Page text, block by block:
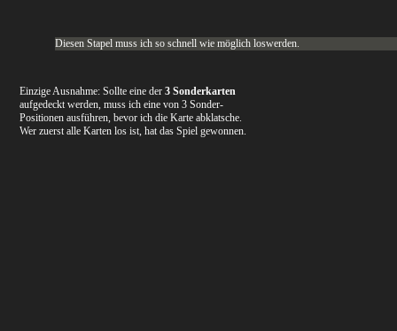
Diesen Stapel muss ich so schnell wie möglich loswerden.
Einzige Ausnahme: Sollte eine der3 Sonderkarten
aufgedeckt werden, muss ich eine von 3 Sonder-
Positionen ausführen, bevor ich die Karte abklatsche.
Wer zuerst alle Karten los ist, hat das Spiel gewonnen.